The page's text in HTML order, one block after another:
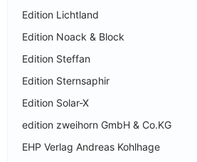
Edition Lichtland
Edition Noack & Block
Edition Steffan
Edition Sternsaphir
Edition Solar-X
edition zweihorn GmbH & Co.KG
EHP Verlag Andreas Kohlhage